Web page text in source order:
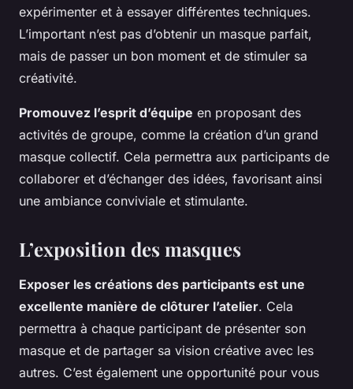
expérimenter et à essayer différentes techniques.
L’important n’est pas d’obtenir un masque parfait,
mais de passer un bon moment et de stimuler sa
créativité.
Promouvez l’esprit d’équipe en proposant des
activités de groupe, comme la création d’un grand
masque collectif. Cela permettra aux participants de
collaborer et d’échanger des idées, favorisant ainsi
une ambiance conviviale et stimulante.
L’exposition des masques
Exposer les créations des participants est une
excellente manière de clôturer l’atelier. Cela
permettra à chaque participant de présenter son
masque et de partager sa vision créative avec les
autres. C’est également une opportunité pour vous